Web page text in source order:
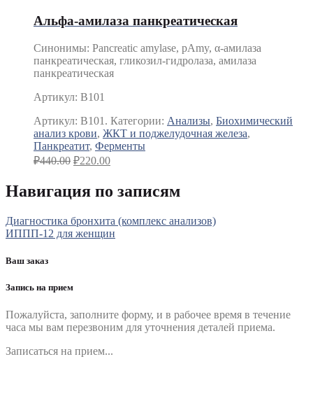
Альфа-амилаза панкреатическая
Синонимы: Pancreatic amylase, pAmy, α-амилаза
панкреатическая, гликозил-гидролаза, амилаза
панкреатическая
Артикул: B101
Артикул: B101. Категории: Анализы, Биохимический
анализ крови, ЖКТ и поджелудочная железа,
Панкреатит, Ферменты
₽440.00 ₽220.00
Навигация по записям
Диагностика бронхита (комплекс анализов)
ИППП-12 для женщин
Ваш заказ
Запись на прием
Пожалуйста, заполните форму, и в рабочее время в течение
часа мы вам перезвоним для уточнения деталей приема.
Записаться на прием...